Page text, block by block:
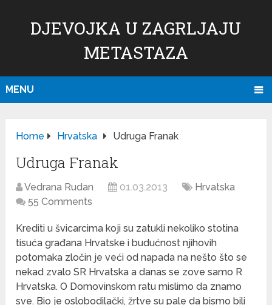
DJEVOJKA U ZAGRLJAJU
METASTAZA
MENU
Home Hrvatska Udruga Franak
Udruga Franak
Vedrana Rudan 01.03.2013
Hrvatska
55 Comments
Krediti u švicarcima koji su zatukli nekoliko stotina
tisuća građana Hrvatske i budućnost njihovih
potomaka zločin je veći od napada na nešto što se
nekad zvalo SR Hrvatska a danas se zove samo R
Hrvatska. O Domovinskom ratu mislimo da znamo
sve. Bio je oslobodilački, žrtve su pale da bismo bili